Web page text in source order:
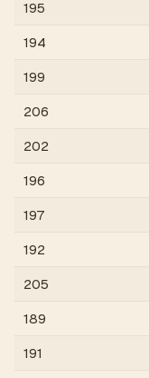
195
194
199
206
202
196
197
192
205
189
191